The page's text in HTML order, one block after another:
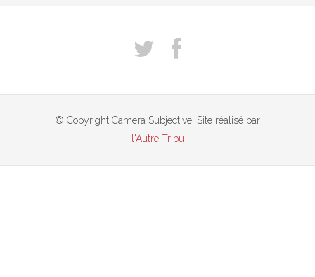
© Copyright Camera Subjective. Site réalisé par
l'Autre Tribu